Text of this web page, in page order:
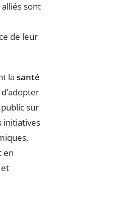
sont
de leur
la santé
sur
initiatives
en